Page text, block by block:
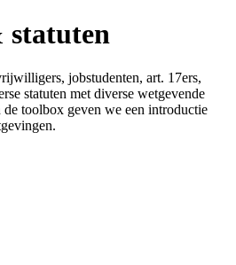
statuten
jobstudenten, art. 17ers,
statuten met diverse wetgevende
toolbox geven we een introductie